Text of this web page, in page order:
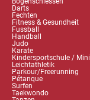
Darts
Fechten
Fitness & Gesundheit
Fussball
Handball
Judo
Karate
Kindersportschule /
Leichtathletik
Parkour/Freerunning
Pétanque
Surfen
Taekwondo